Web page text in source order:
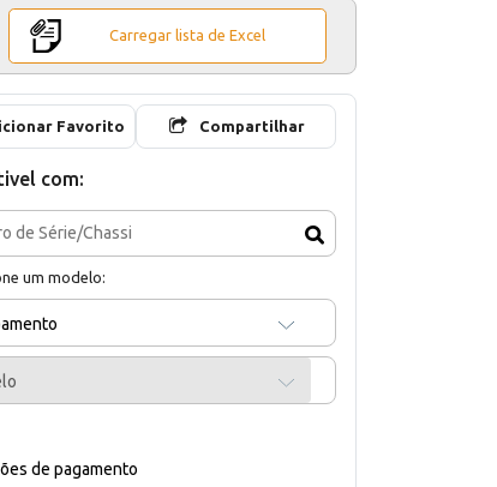
Carregar lista de Excel
Favorito Compartilhar
com:
um modelo:
de pagamento